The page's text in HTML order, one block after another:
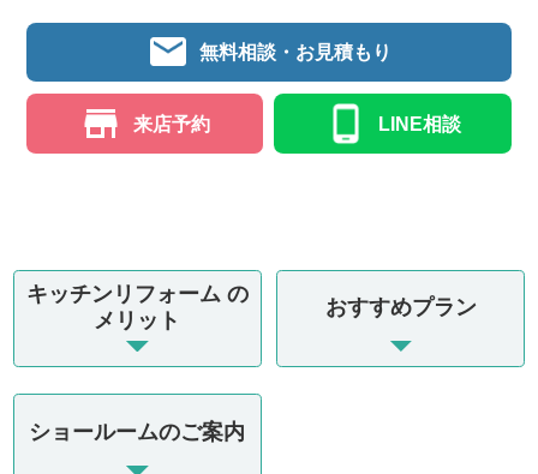
無料相談・お見積もり
来店予約 LINE相談
キッチンリフォーム の
メリット
おすすめプラン
ショールームのご案内